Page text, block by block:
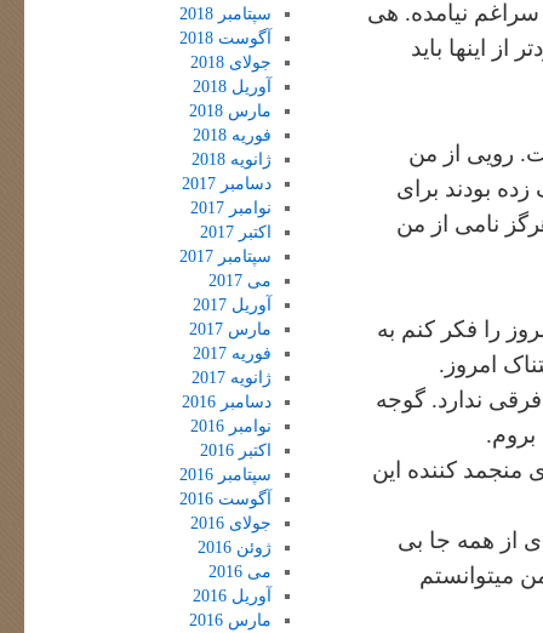
نیامده. هی
اینها باید
رویی از من
بودند برای
نامی از من
را فکر کنم به
امروز.
ندارد. گوجه
کننده این
از همه جا بی
میتوانستم
سپتامبر 2018
آگوست 2018
جولای 2018
آوریل 2018
مارس 2018
فوریه 2018
ژانویه 2018
دسامبر 2017
نوامبر 2017
اکتبر 2017
سپتامبر 2017
می 2017
آوریل 2017
مارس 2017
فوریه 2017
ژانویه 2017
دسامبر 2016
نوامبر 2016
اکتبر 2016
سپتامبر 2016
آگوست 2016
جولای 2016
ژوئن 2016
می 2016
آوریل 2016
مارس 2016